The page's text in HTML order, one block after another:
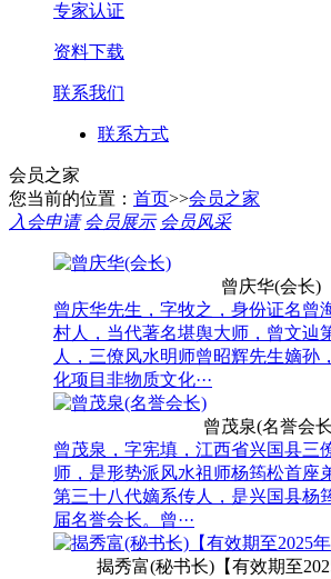
专家认证
资料下载
联系我们
联系方式
会员之家
您当前的位置： 首页>>会员之家
入会申请 会员展示 会员风采
曾庆华(会长)
曾庆华先生，字牧之，身份证名曾
村人，当代著名堪舆大师，曾文辿
人，三僚风水明师曾昭辉先生嫡孙
化项目非物质文化···
曾茂泉(名誉会
曾茂泉，字宪填，江西省兴国县三
师，是形势派风水祖师杨筠松首
第三十八代嫡系传人，是兴国县杨
届名誉会长。曾···
揭秀富(秘书长)【有效期至